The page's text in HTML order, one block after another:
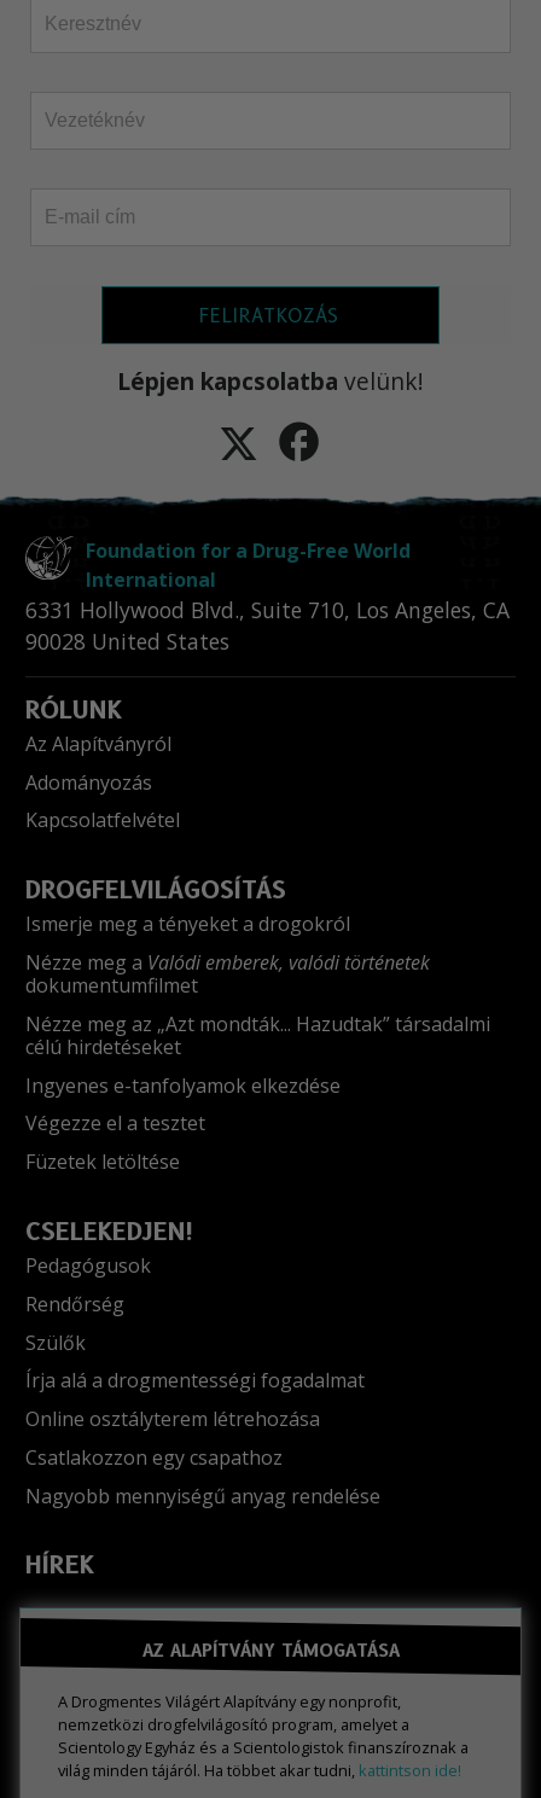
FELIRATKOZÁS
Lépjen kapcsolatba velünk!
Foundation for a Drug-Free World
International
6331 Hollywood Blvd., Suite 710, Los Angeles, CA
90028 United States
RÓLUNK
Az Alapítványról
Adományozás
Kapcsolatfelvétel
DROGFELVILÁGOSÍTÁS
Ismerje meg a tényeket a drogokról
Nézze meg a Valódi emberek, valódi történetek
dokumentumfilmet
Nézze meg az „Azt mondták... Hazudtak” társadalmi
célú hirdetéseket
Ingyenes e-tanfolyamok elkezdése
Végezze el a tesztet
Füzetek letöltése
CSELEKEDJEN!
Pedagógusok
Rendőrség
Szülők
Írja alá a drogmentességi fogadalmat
Online osztályterem létrehozása
Csatlakozzon egy csapathoz
Nagyobb mennyiségű anyag rendelése
HÍREK
AZ ALAPÍTVÁNY TÁMOGATÁSA
A Drogmentes Világért Alapítvány egy nonprofit,
nemzetközi drogfelvilágosító program, amelyet a
Scientology Egyház és a Scientologistok finanszíroznak a
világ minden tájáról. Ha többet akar tudni, kattintson ide!